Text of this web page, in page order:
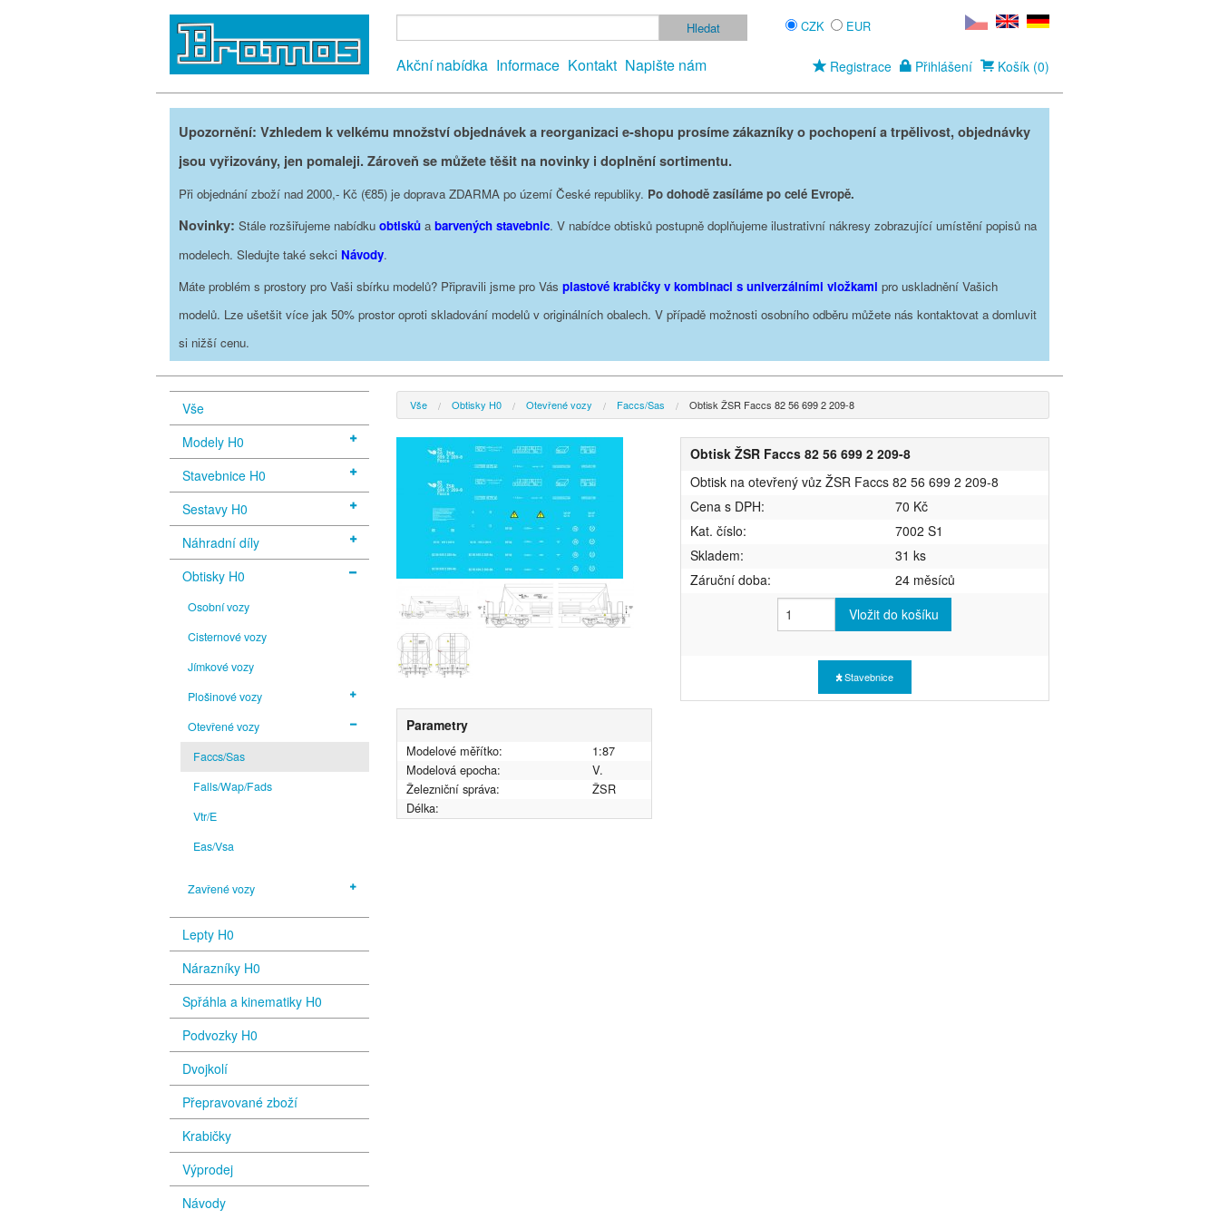
Akční nabídka Informace Kontakt Napište nám
CZK EUR
Registrace Přihlášení Košík (0)
Upozornění: Vzhledem k velkému množství objednávek a reorganizaci e-shopu prosíme zákazníky o pochopení a trpělivost, objednávky
jsou vyřizovány, jen pomaleji. Zároveň se můžete těšit na novinky i doplnění sortimentu.
Při objednání zboží nad 2000,- Kč (€85) je doprava ZDARMA po území České republiky. Po dohodě zasíláme po celé Evropě.
Novinky: Stále rozšiřujeme nabídku obtisků a barvených stavebnic. V nabídce obtisků postupně doplňujeme ilustrativní nákresy zobrazující umístění popisů na
modelech. Sledujte také sekci Návody.
Máte problém s prostory pro Vaši sbírku modelů? Připravili jsme pro Vás plastové krabičky v kombinaci s univerzálními vložkami pro uskladnění Vašich
modelů. Lze ušetšit více jak 50% prostor oproti skladování modelů v originálních obalech. V případě možnosti osobního odběru můžete nás kontaktovat a domluvit
si nižší cenu.
Vše
Modely H0
Stavebnice H0
Sestavy H0
Náhradní díly
Obtisky H0
Osobní vozy
Cisternové vozy
Jímkové vozy
Plošinové vozy
Otevřené vozy
Faccs/Sas
Falls/Wap/Fads
Vtr/E
Eas/Vsa
Zavřené vozy
Lepty H0
Nárazníky H0
Spřáhla a kinematiky H0
Podvozky H0
Dvojkolí
Přepravované zboží
Krabičky
Výprodej
Návody
Vše Obtisky H0 Otevřené vozy Faccs/Sas Obtisk ŽSR Faccs 82 56 699 2 209-8
Parametry
Modelové měřítko:
1:87
Modelová epocha:
V.
Železniční správa:
ŽSR
Délka:
Obtisk ŽSR Faccs 82 56 699 2 209-8
Obtisk na otevřený vůz ŽSR Faccs 82 56 699 2 209-8
Cena s DPH:
70 Kč
Kat. číslo:
7002 S1
Skladem:
31 ks
Záruční doba:
24 měsíců
Vložit do košíku
Stavebnice